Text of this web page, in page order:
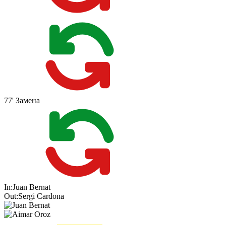
77' Замена
In:Juan Bernat
Out:Sergi Cardona